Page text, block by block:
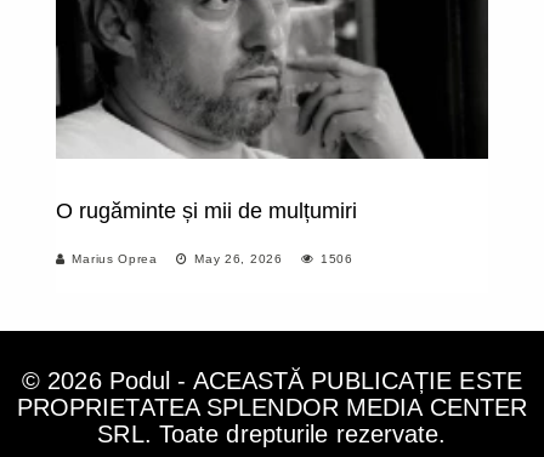
O rugăminte și mii de mulțumiri
Marius Oprea May 26, 2026 1506
© 2026 Podul - ACEASTĂ PUBLICAȚIE ESTE
PROPRIETATEA SPLENDOR MEDIA CENTER
SRL. Toate drepturile rezervate.